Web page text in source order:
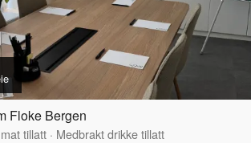
Floke Bergen
tillatt · Medbrakt drikke tillatt